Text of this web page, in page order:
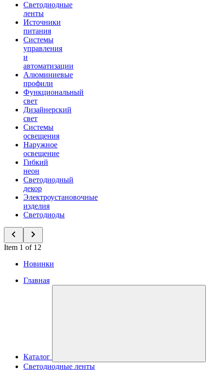
Светодиодные
ленты
Источники
питания
Системы
управления
и
автоматизации
Алюминиевые
профили
Функциональный
свет
Дизайнерский
свет
Системы
освещения
Наружное
освещение
Гибкий
неон
Светодиодный
декор
Электроустановочные
изделия
Светодиоды
Item 1 of 12
Новинки
Главная
Каталог
Светодиодные ленты